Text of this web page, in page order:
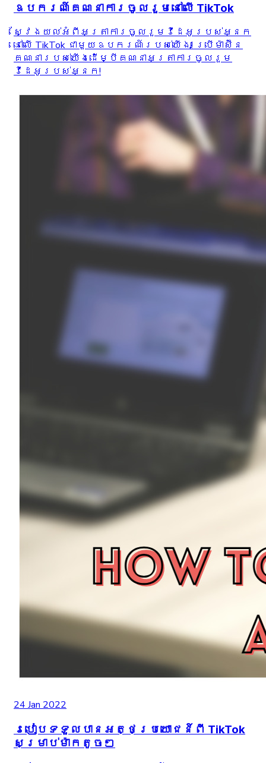
ឧបករណ៍គណនាការចូលរួមនៅលើ TikTok
ស្វែងយល់អំពីអត្រាការចូលរួមវីដេអូរបស់អ្នក
នៅលើ TikTok ជាមួយឧបករណ៍របស់យើង! ប្រើម៉ាស៊ីន
គណនារបស់យើងដើម្បីគណនាអត្រាការចូលរួម
វីដេអូរបស់អ្នក!
24 Jan 2022
របៀបទទួលបានអត្ថប្រយោជន៍ពី TikTok
សម្រាប់ម៉ាកតូចៗ